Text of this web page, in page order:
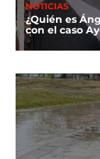
NOTICIAS
¿Quién es
con el caso